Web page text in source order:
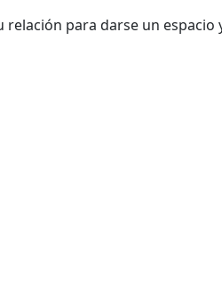
para darse un espacio